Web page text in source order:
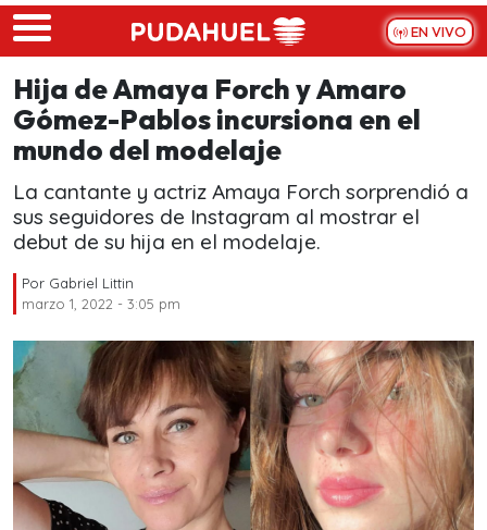
Skip to main content
EN VIVO
Hija de Amaya Forch y Amaro
Gómez-Pablos incursiona en el
mundo del modelaje
La cantante y actriz Amaya Forch sorprendió a
sus seguidores de Instagram al mostrar el
debut de su hija en el modelaje.
Por Gabriel Littin
marzo 1, 2022 - 3:05 pm